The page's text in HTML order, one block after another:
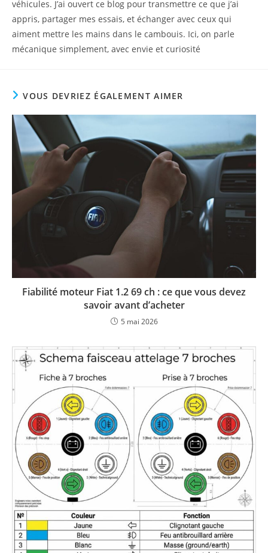
véhicules. J’ai ouvert ce blog pour transmettre ce que j’ai
appris, partager mes essais, et échanger avec ceux qui
aiment mettre les mains dans le cambouis. Ici, on parle
mécanique simplement, avec envie et curiosité
VOUS DEVRIEZ ÉGALEMENT AIMER
Fiabilité moteur Fiat 1.2 69 ch : ce que vous devez
savoir avant d’acheter
5 mai 2026